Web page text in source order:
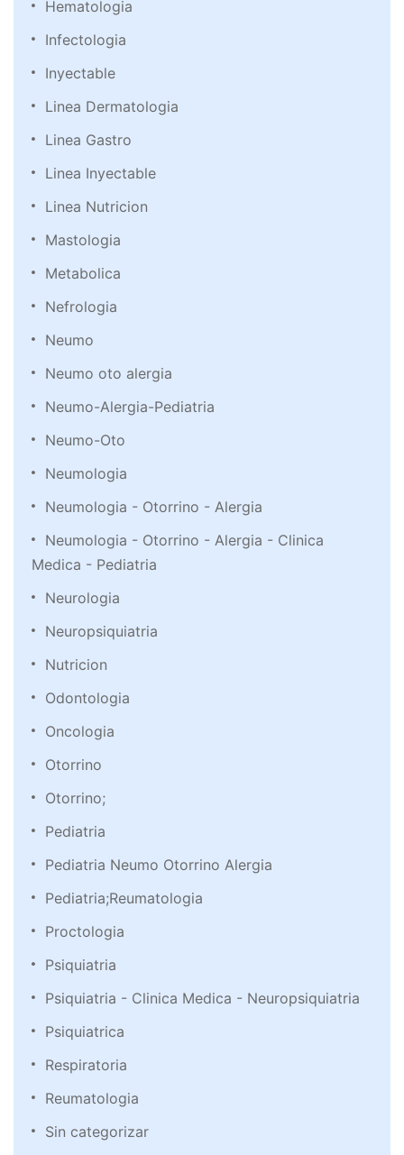
Hematologia
Infectologia
Inyectable
Linea Dermatologia
Linea Gastro
Linea Inyectable
Linea Nutricion
Mastologia
Metabolica
Nefrologia
Neumo
Neumo oto alergia
Neumo-Alergia-Pediatria
Neumo-Oto
Neumologia
Neumologia - Otorrino - Alergia
Neumologia - Otorrino - Alergia - Clinica
Medica - Pediatria
Neurologia
Neuropsiquiatria
Nutricion
Odontologia
Oncologia
Otorrino
Otorrino;
Pediatria
Pediatria Neumo Otorrino Alergia
Pediatria;Reumatologia
Proctologia
Psiquiatria
Psiquiatria - Clinica Medica - Neuropsiquiatria
Psiquiatrica
Respiratoria
Reumatologia
Sin categorizar